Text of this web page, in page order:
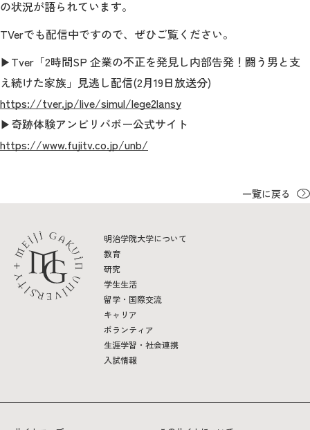
アクセス
お問合わせ 取材・撮影 資料請求
の状況が語られています。
TVerでも配信中ですので、ぜひご覧ください。
▶Tver「2時間SP 企業の不正を発見し内部告発！闘う男と支
え続けた家族」見逃し配信(2月19日放送分)
https://tver.jp/live/simul/lege2lansy
▶奇跡体験アンビリバボー公式サイト
https://www.fujitv.co.jp/unb/
一覧に戻る
明治学院大学について
教育
研究
学生生活
留学・国際交流
キャリア
ボランティア
生涯学習・社会連携
入試情報